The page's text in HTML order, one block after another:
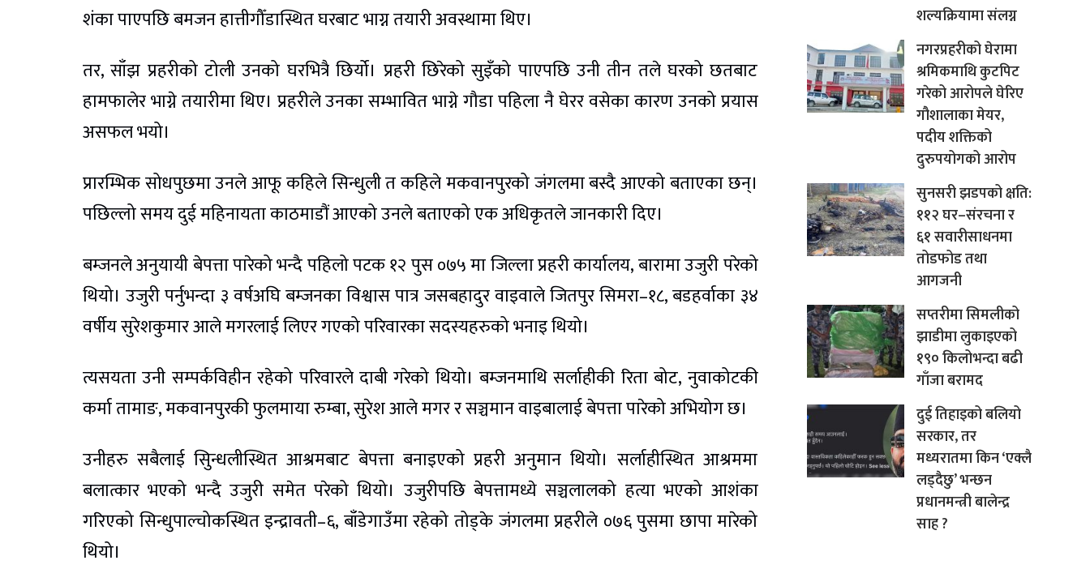
शंका पाएपछि बमजन हात्तीगौँडास्थित घरबाट भाग्न तयारी अवस्थामा थिए।
तर, साँझ प्रहरीको टोली उनको घरभित्रै छिर्यो। प्रहरी छिरेको सुइँको पाएपछि उनी तीन तले घरको छतबाट
हामफालेर भाग्ने तयारीमा थिए। प्रहरीले उनका सम्भावित भाग्ने गौडा पहिला नै घेरर वसेका कारण उनको प्रयास
असफल भयो।
प्रारम्भिक सोधपुछमा उनले आफू कहिले सिन्धुली त कहिले मकवानपुरको जंगलमा बस्दै आएको बताएका छन्।
पछिल्लो समय दुई महिनायता काठमाडौं आएको उनले बताएको एक अधिकृतले जानकारी दिए।
बम्जनले अनुयायी बेपत्ता पारेको भन्दै पहिलो पटक १२ पुस ०७५ मा जिल्ला प्रहरी कार्यालय, बारामा उजुरी परेको
थियो। उजुरी पर्नुभन्दा ३ वर्षअघि बम्जनका विश्वास पात्र जसबहादुर वाइवाले जितपुर सिमरा–१८, बडहर्वाका ३४
वर्षीय सुरेशकुमार आले मगरलाई लिएर गएको परिवारका सदस्यहरुको भनाइ थियो।
त्यसयता उनी सम्पर्कविहीन रहेको परिवारले दाबी गरेको थियो। बम्जनमाथि सर्लाहीकी रिता बोट, नुवाकोटकी
कर्मा तामाङ, मकवानपुरकी फुलमाया रुम्बा, सुरेश आले मगर र सञ्चमान वाइबालाई बेपत्ता पारेको अभियोग छ।
उनीहरु सबैलाई सिुन्धलीस्थित आश्रमबाट बेपत्ता बनाइएको प्रहरी अनुमान थियो। सर्लाहीस्थित आश्रममा
बलात्कार भएको भन्दै उजुरी समेत परेको थियो। उजुरीपछि बेपत्तामध्ये सञ्चलालको हत्या भएको आशंका
गरिएको सिन्धुपाल्चोकस्थित इन्द्रावती–६, बाँडेगाउँमा रहेको तोड्के जंगलमा प्रहरीले ०७६ पुसमा छापा मारेको
थियो।
शल्यक्रियामा संलग्न
नगरप्रहरीको घेरामा
श्रमिकमाथि कुटपिट
गरेको आरोपले घेरिए
गौशालाका मेयर,
पदीय शक्तिको
दुरुपयोगको आरोप
सुनसरी झडपको क्षति:
११२ घर–संरचना र
६१ सवारीसाधनमा
तोडफोड तथा
आगजनी
सप्तरीमा सिमलीको
झाडीमा लुकाइएको
१९० किलोभन्दा बढी
गाँजा बरामद
दुई तिहाइको बलियो
सरकार, तर
मध्यरातमा किन ‘एक्लै
लड्दैछु’ भन्छन
प्रधानमन्त्री बालेन्द्र
साह ?